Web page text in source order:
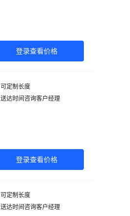
登录查看价格
可定制长度
送达时间咨询客户经理
登录查看价格
可定制长度
送达时间咨询客户经理